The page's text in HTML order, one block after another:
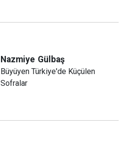
Nazmiye Gülbaş
Büyüyen Türkiye'de Küçülen
Sofralar